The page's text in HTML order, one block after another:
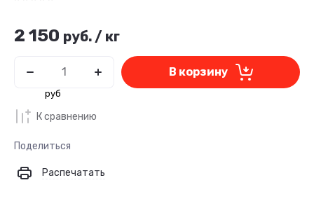
2 150 руб. / кг
руб
В корзину
К сравнению
Поделиться
Распечатать